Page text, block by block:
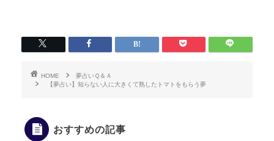
HOME
夢占いＱ＆Ａ
【夢占い】知らない人に大きくて熟したトマトをもらう夢
おすすめの記事